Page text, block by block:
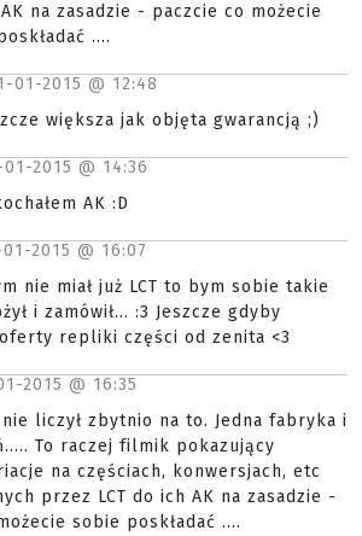
na zasadzie - paczcie co możecie
....
01-2015 @ 12:48
większa jak objęta gwarancją ;)
01-2015 @ 14:36
AK :D
2015 @ 16:07
nie miał już LCT to bym sobie takie
i zamówił... :3 Jeszcze gdyby
repliki części od zenita <3
2015 @ 16:35
liczył zbytnio na to. Jedna fabryka i
To raczej filmik pokazujący
na częściach, konwersjach, etc
przez LCT do ich AK na zasadzie -
sobie poskładać ....